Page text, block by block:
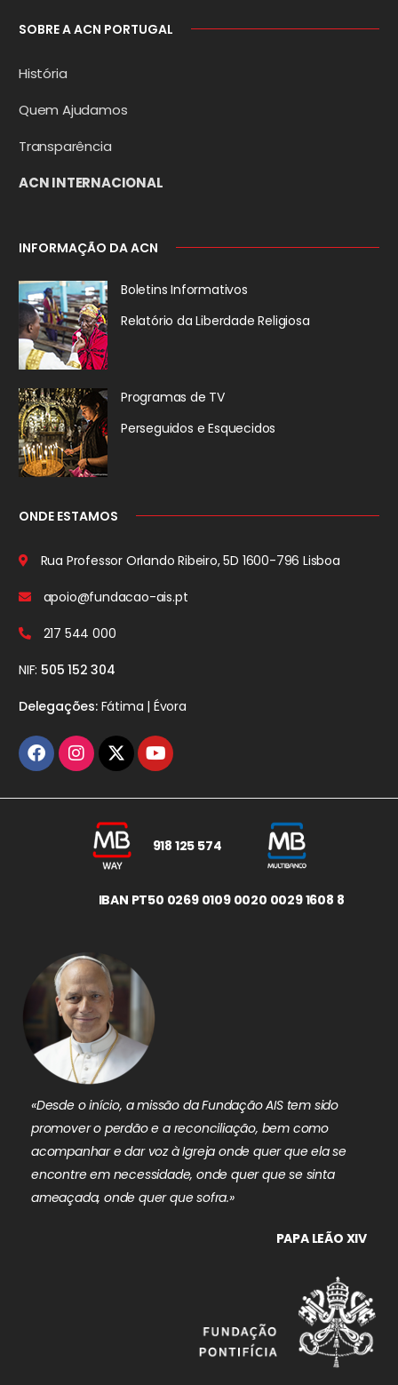
SOBRE A ACN PORTUGAL
História
Quem Ajudamos
Transparência
ACN INTERNACIONAL
INFORMAÇÃO DA ACN
Boletins Informativos
Relatório da Liberdade Religiosa
Programas de TV
Perseguidos e Esquecidos
ONDE ESTAMOS
Rua Professor Orlando Ribeiro, 5D 1600-796 Lisboa
apoio@fundacao-ais.pt
217 544 000
NIF: 505 152 304
Delegações:Fátima | Évora
918 125 574
IBAN PT50 0269 0109 0020 0029 1608 8
«Desde o início, a missão da Fundação AIS tem sido
promover o perdão e a reconciliação, bem como
acompanhar e dar voz à Igreja onde quer que ela se
encontre em necessidade, onde quer que se sinta
ameaçada, onde quer que sofra.»
PAPA LEÃO XIV